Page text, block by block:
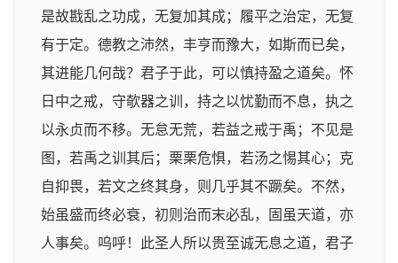
是故戡乱之功成，无复加其成；履平之治定，无复
有于定。德教之沛然，丰亨而豫大，如斯而已矣，
其进能几何哉？君子于此，可以慎持盈之道矣。怀
日中之戒，守欹器之训，持之以忧勤而不息，执之
以永贞而不移。无怠无荒，若益之戒于禹；不见是
图，若禹之训其后；栗栗危惧，若汤之惕其心；克
自抑畏，若文之终其身，则几乎其不蹶矣。不然，
始虽盛而终必衰，初则治而末必乱，固虽天道，亦
人事矣。呜呼！此圣人所以贵至诚无息之道，君子